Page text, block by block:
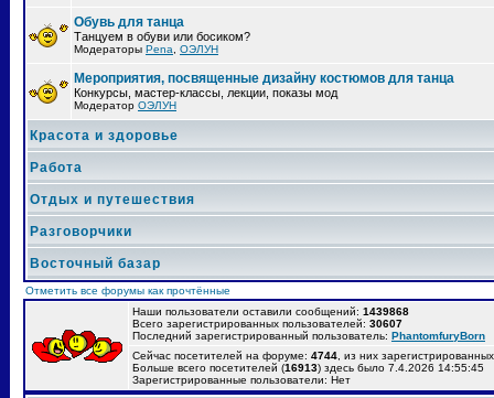
Обувь для танца
Танцуем в обуви или босиком?
Модераторы Pena ОЭЛУН
Мероприятия, посвященные дизайну костюмов для танца
Конкурсы, мастер-классы, лекции, показы мод
Модератор ОЭЛУН
Красота и здоровье
Работа
Отдых и путешествия
Разговорчики
Восточный базар
Отметить все форумы как прочтённые
Наши пользователи оставили сообщений: 1439868
Всего зарегистрированных пользователей: 30607
Последний зарегистрированный пользователь: PhantomfuryBorn
Сейчас посетителей на форуме: 4744 , из них
Больше всего посетителей (16913) здесь было 7.4.2026 14:55:45
Зарегистрированные пользователи: Нет